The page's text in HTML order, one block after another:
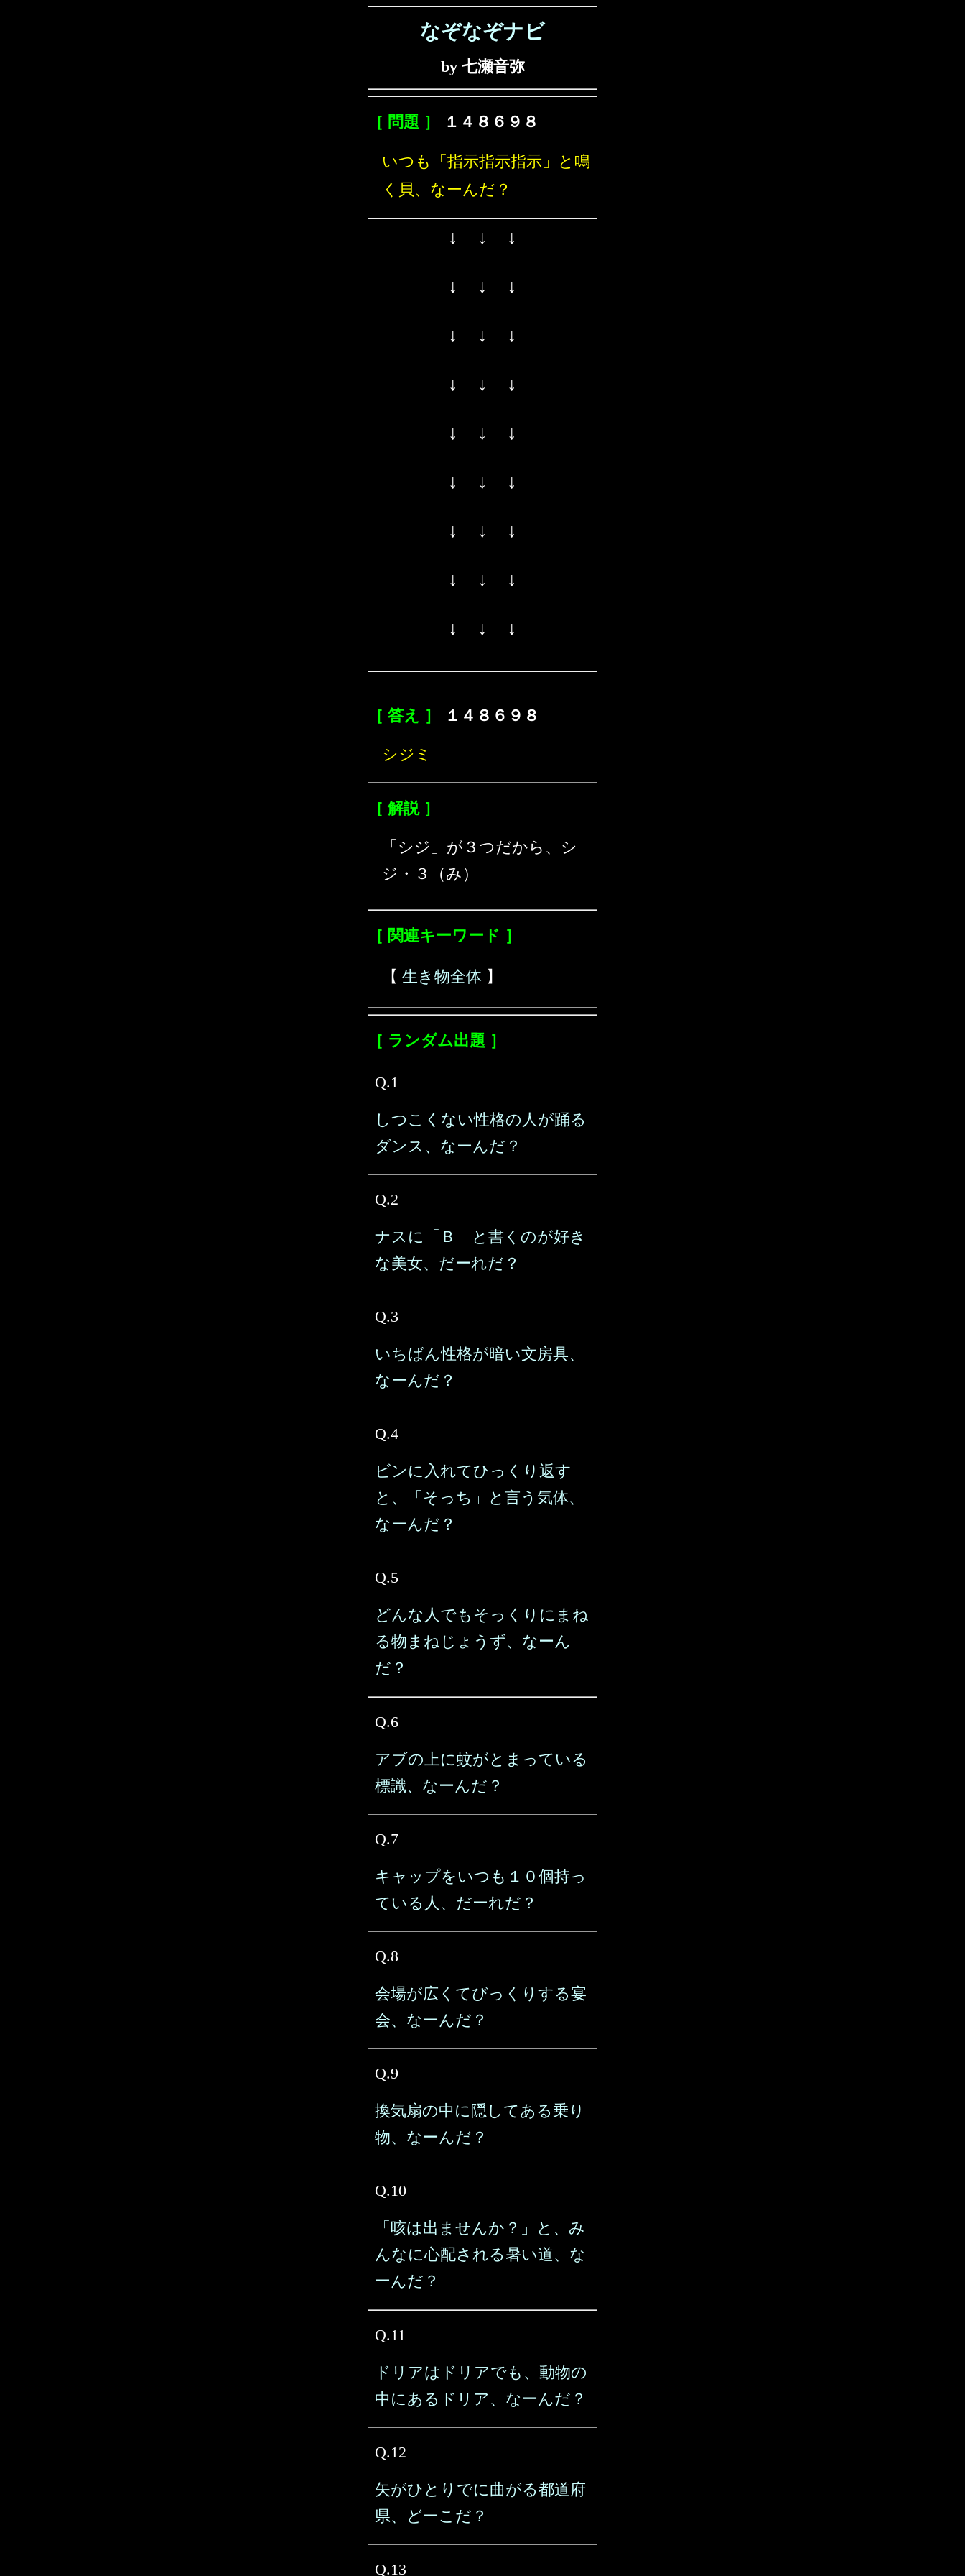
なぞなぞナビ
by 七瀬音弥
［ 問題 ］ １４８６９８
いつも「指示指示指示」と鳴
く貝、なーんだ？
↓ ↓ ↓
↓ ↓ ↓
↓ ↓ ↓
↓ ↓ ↓
↓ ↓ ↓
↓ ↓ ↓
↓ ↓ ↓
↓ ↓ ↓
↓ ↓ ↓
［ 答え ］ １４８６９８
シジミ
［ 解説 ］
「シジ」が３つだから、シ
ジ・３（み）
［ 関連キーワード ］
【 生き物全体 】
［ ランダム出題 ］
Q.1
しつこくない性格の人が踊る
ダンス、なーんだ？
Q.2
ナスに「Ｂ」と書くのが好き
な美女、だーれだ？
Q.3
いちばん性格が暗い文房具、
なーんだ？
Q.4
ビンに入れてひっくり返す
と、「そっち」と言う気体、
なーんだ？
Q.5
どんな人でもそっくりにまね
る物まねじょうず、なーん
だ？
Q.6
アブの上に蚊がとまっている
標識、なーんだ？
Q.7
キャップをいつも１０個持っ
ている人、だーれだ？
Q.8
会場が広くてびっくりする宴
会、なーんだ？
Q.9
換気扇の中に隠してある乗り
物、なーんだ？
Q.10
「咳は出ませんか？」と、み
んなに心配される暑い道、な
ーんだ？
Q.11
ドリアはドリアでも、動物の
中にあるドリア、なーんだ？
Q.12
矢がひとりでに曲がる都道府
県、どーこだ？
Q.13